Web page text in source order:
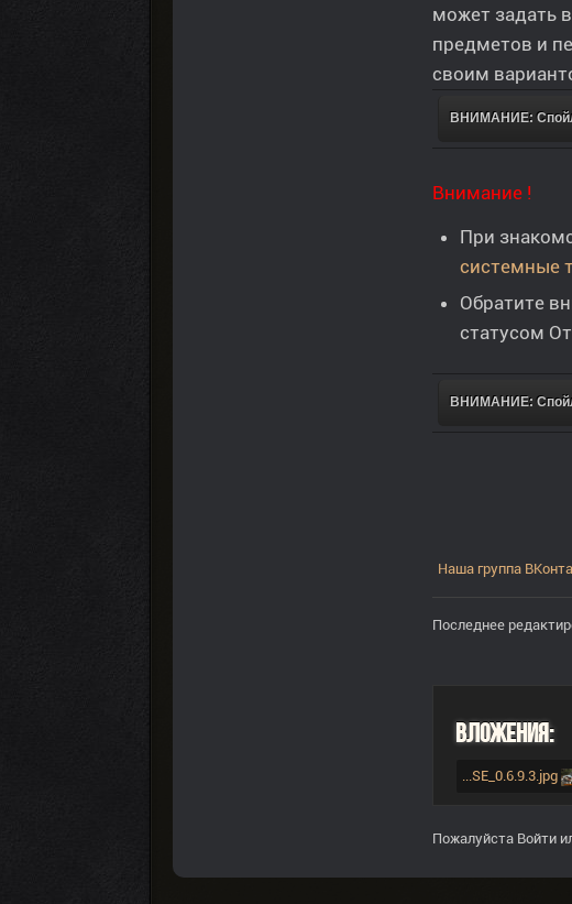
может задать
предметов и
своим
ВНИМАНИЕ:
Внимание !
При
системные
Обратите
статусом
ВНИМАНИЕ:
Наша группа
Последнее
Вложения:
...SE_0.6.9.3.jpg
Пожалуйста Войти